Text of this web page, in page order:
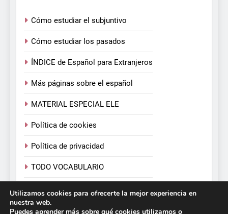
Cómo estudiar el subjuntivo
Cómo estudiar los pasados
ÍNDICE de Español para Extranjeros
Más páginas sobre el español
MATERIAL ESPECIAL ELE
Política de cookies
Política de privacidad
TODO VOCABULARIO
Utilizamos cookies para ofrecerte la mejor experiencia en
nuestra web.
Puedes aprender más sobre qué cookies utilizamos o